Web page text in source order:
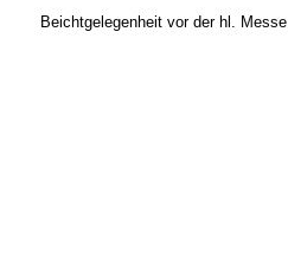
Beichtgelegenheit vor der hl. Messe